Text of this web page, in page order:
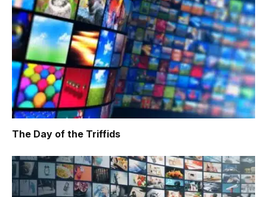
The Day of the Triffids